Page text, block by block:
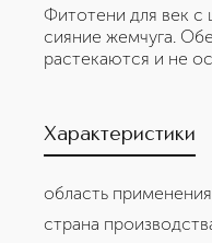
Фитотени для век с
сияние жемчуга.
растекаются и не
Характеристики
область применения
страна